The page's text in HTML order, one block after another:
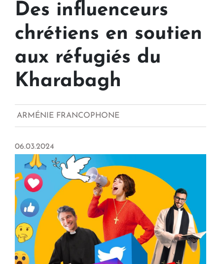
Des influenceurs
chrétiens en soutien
aux réfugiés du
Kharabagh
ARMÉNIE FRANCOPHONE
06.03.2024